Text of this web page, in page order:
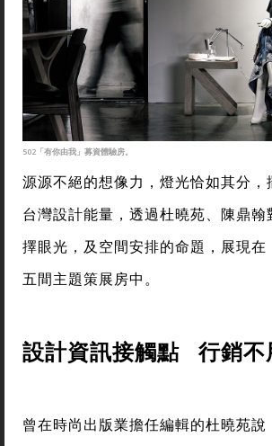
502「有你由我」募資體驗房。
源源不絕的想像力，燈光恰如其分，
台灣設計能量，透過杜曉苑、陳鼎翰
擇眼光，及空間安排的命題，展現在
五間主題策展房中。
設計資訊接觸點 行銷不
曾在時尚出版業擔任編輯的杜曉苑說